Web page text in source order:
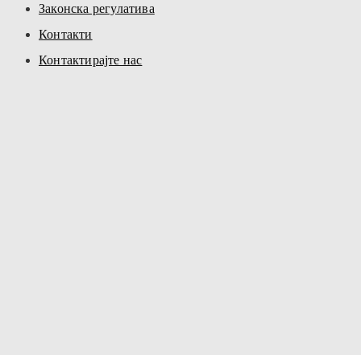
Законска регулатива
Контакти
Контактирајте нас